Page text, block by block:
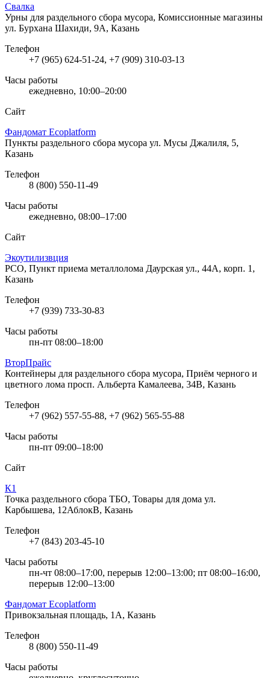
Свалка
Урны для раздельного сбора мусора, Комиссионные магазины
ул. Бурхана Шахиди, 9А, Казань
Телефон
+7 (965) 624-51-24, +7 (909) 310-03-13
Часы работы
ежедневно, 10:00–20:00
Сайт
Фандомат Ecoplatform
Пункты раздельного сбора мусора ул. Мусы Джалиля, 5,
Казань
Телефон
8 (800) 550-11-49
Часы работы
ежедневно, 08:00–17:00
Сайт
Экоутилизвция
РСО, Пункт приема металлолома Даурская ул., 44А, корп. 1,
Казань
Телефон
+7 (939) 733-30-83
Часы работы
пн-пт 08:00–18:00
ВторПрайс
Контейнеры для раздельного сбора мусора, Приём черного и
цветного лома просп. Альберта Камалеева, 34В, Казань
Телефон
+7 (962) 557-55-88, +7 (962) 565-55-88
Часы работы
пн-пт 09:00–18:00
Сайт
К1
Точка раздельного сбора ТБО, Товары для дома ул.
Карбышева, 12АблокВ, Казань
Телефон
+7 (843) 203-45-10
Часы работы
пн-чт 08:00–17:00, перерыв 12:00–13:00; пт 08:00–16:00,
перерыв 12:00–13:00
Фандомат Ecoplatform
Привокзальная площадь, 1А, Казань
Телефон
8 (800) 550-11-49
Часы работы